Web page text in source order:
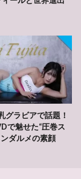
グラビアで話題！
で魅せた“圧巻ス
ダルメの素顔